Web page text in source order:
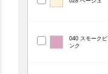
040 スモークピ
ンク